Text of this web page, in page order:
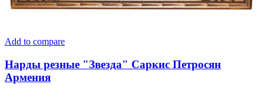
Add to compare
Нарды резные "Звезда" Саркис Петросян
Армения